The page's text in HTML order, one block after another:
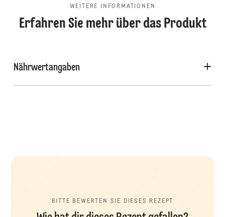
WEITERE INFORMATIONEN
Erfahren Sie mehr über das Produkt
Nährwertangaben
BITTE BEWERTEN SIE DIESES REZEPT